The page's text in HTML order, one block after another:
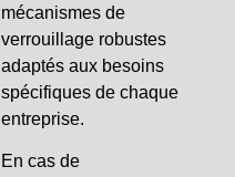
mécanismes de
verrouillage robustes
adaptés aux besoins
spécifiques de chaque
entreprise.
En cas de